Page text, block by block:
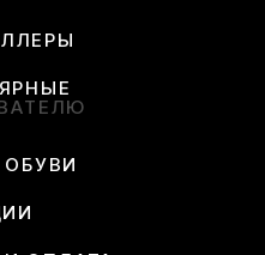
ОБУВИ